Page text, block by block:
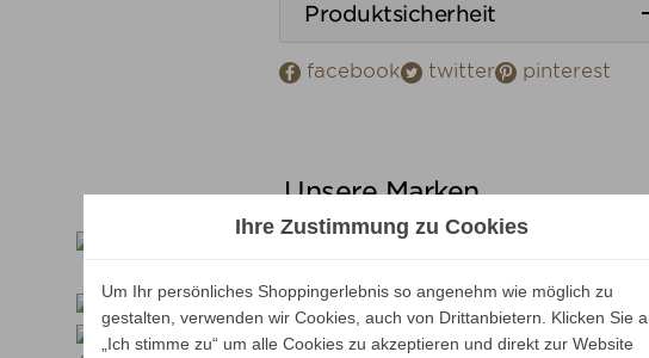
Produktsicherheit
facebook twitter pinterest
Unsere Marken
Ihre Zustimmung zu Cookies
Um Ihr persönliches Shoppingerlebnis so angenehm wie möglich zu
gestalten, verwenden wir Cookies, auch von Drittanbietern. Klicken Sie
„Ich stimme zu“ um alle Cookies zu akzeptieren und direkt zur Website